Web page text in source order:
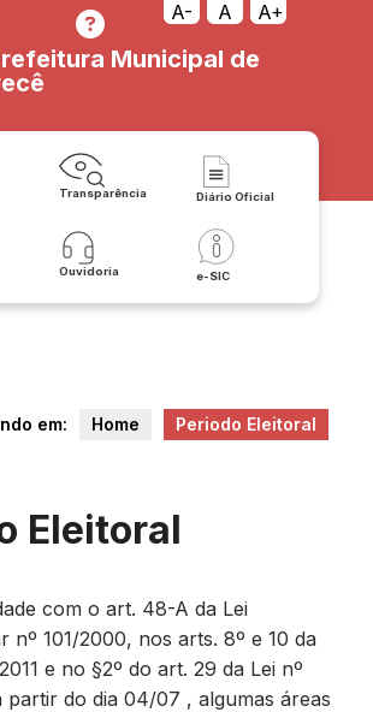
A- A A+
Municipal de
Transparência Diário Oficial
Ouvidoria e-SIC
em: Home Periodo Eleitoral
Eleitoral
com o art. 48-A da Lei
nº 101/2000, nos arts. 8º e 10 da
e no §2º do art. 29 da Lei nº
partir do dia 04/07 , algumas áreas